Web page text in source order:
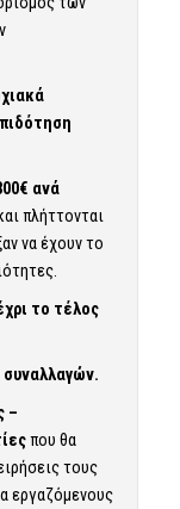
ανά
πλήττονται
να έχουν το
το τέλος
–
που θα
τους
εργαζόμενους